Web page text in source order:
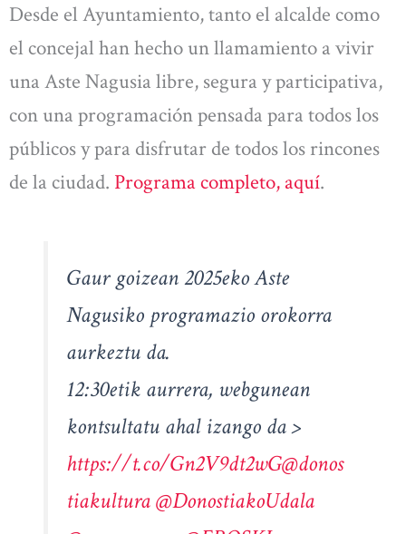
Desde el Ayuntamiento, tanto el alcalde como
el concejal han hecho un llamamiento a vivir
una Aste Nagusia libre, segura y participativa,
con una programación pensada para todos los
públicos y para disfrutar de todos los rincones
de la ciudad. Programa completo, aquí.
Gaur goizean 2025eko Aste
Nagusiko programazio orokorra
aurkeztu da.
12:30etik aurrera, webgunean
kontsultatu ahal izango da >
https://t.co/Gn2V9dt2wG@donos
tiakultura@DonostiakoUdala